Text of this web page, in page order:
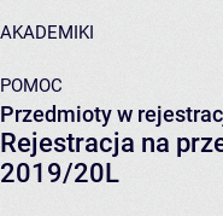
AKADEMIKI
POMOC
Przedmioty w
Rejestracja na
2019/20L